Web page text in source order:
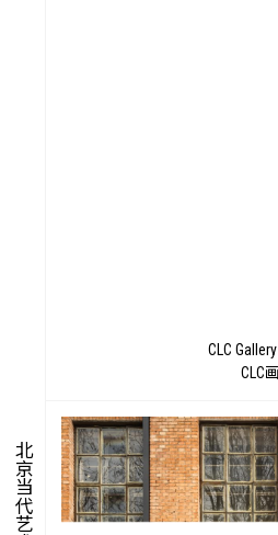
CLC
CLC